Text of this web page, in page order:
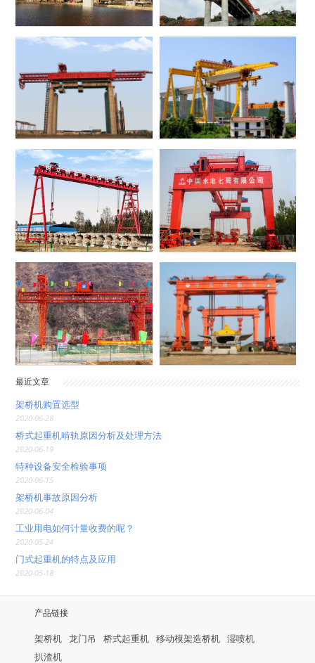
最近文章
架桥机购置选型
2020-06-28
桥式起重机啃轨原因分析及处理方法
2020-06-19
特种设备安全检验事项
2020-06-15
架桥机事故原因分析
2020-06-04
工业用电如何计量收费的呢？
2020-05-24
门式起重机的特点及应用
2020-05-18
产品链接
架桥机 龙门吊 桥式起重机 移动模架造桥机 湿喷机
扒渣机